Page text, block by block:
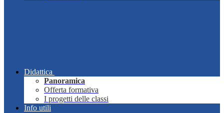
Didattica
Panoramica
Offerta formativa
I progetti delle classi
Info utili